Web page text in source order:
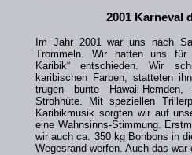
2001 Karneval
Im Jahr 2001 war uns nach
Trommeln. Wir hatten uns für
Karibik“ entschieden. Wir
karibischen Farben, statteten
trugen bunte Hawaii-
Strohhüte. Mit speziellen
Karibikmusik sorgten wir auf
eine Wahnsinns-Stimmung.
wir auch ca. 350 kg Bonbons in
Wegesrand werfen. Auch das war